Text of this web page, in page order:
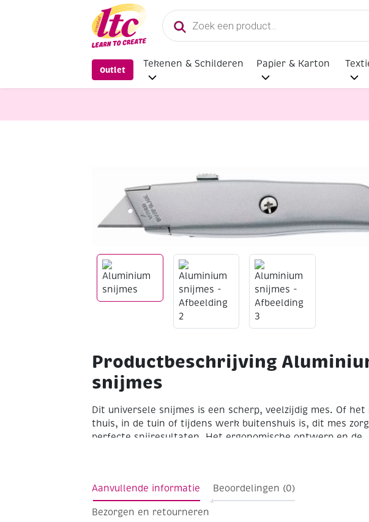
Producten
zoeken
Outlet
Tekenen & Schilderen Papier & Karton
Knippen en snijden Aluminium snijmes
Productbeschrijving
snijmes
Dit universele snijmes is een scherp, veelzijdig mes. Of het
thuis, in de tuin of tijdens werk buitenshuis is, dit mes
perfecte snijresultaten. Het ergonomische ontwerp en de
Aanvullende informatie Beoordelingen (0)
Bezorgen en retourneren